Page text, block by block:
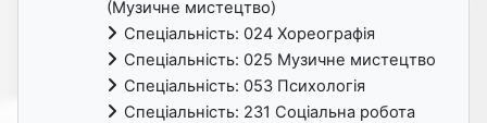
(Музичне мистецтво)
Спеціальність: 024 Хореографія
Спеціальність: 025 Музичне мистецтво
Спеціальність: 053 Психологія
Спеціальність: 231 Соціальна робота